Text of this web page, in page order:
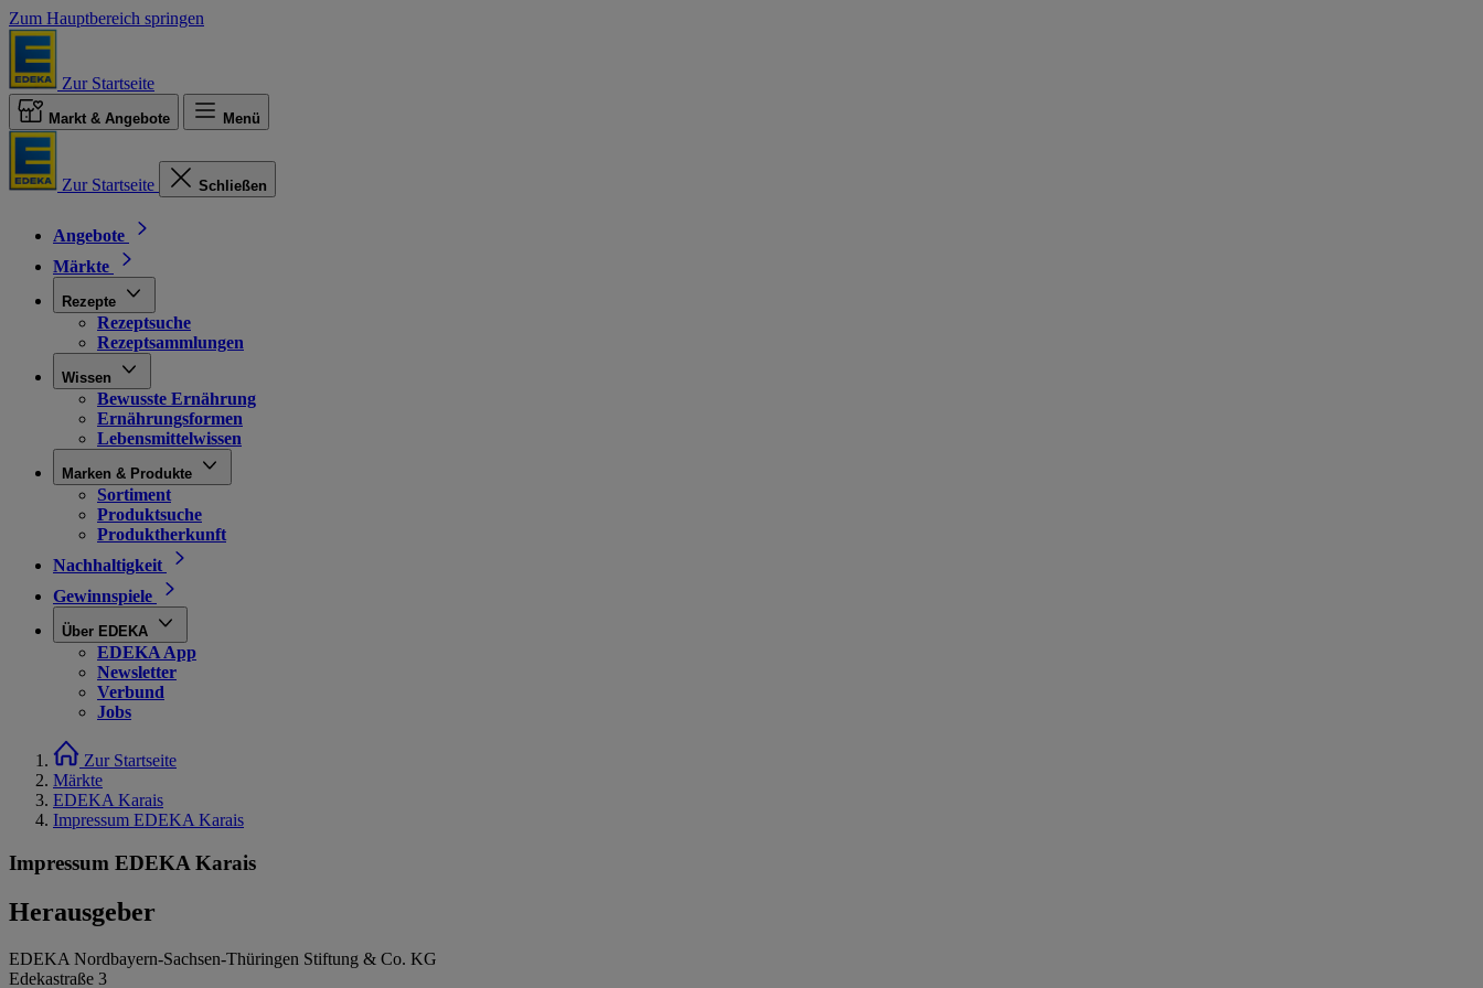
Zum Hauptbereich springen
Zur Startseite
Markt & Angebote Menü
Zur Startseite Schließen
Angebote
Märkte
Rezepte
Rezeptsuche
Rezeptsammlungen
Wissen
Bewusste Ernährung
Ernährungsformen
Lebensmittelwissen
Marken & Produkte
Sortiment
Produktsuche
Produktherkunft
Nachhaltigkeit
Gewinnspiele
Über EDEKA
EDEKA App
Newsletter
Verbund
Jobs
Zur Startseite
Märkte
EDEKA Karais
Impressum EDEKA Karais
Impressum EDEKA Karais
Herausgeber
EDEKA Nordbayern-Sachsen-Thüringen Stiftung & Co. KG
Edekastraße 3